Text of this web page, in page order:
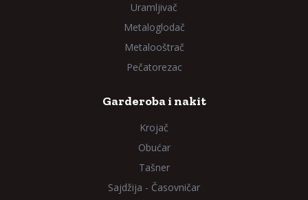
Uramljivač
Metaloglodač
Metalooštrač
Pečatorezac
Garderoba i nakit
Krojač
Obućar
Tašner
Sajdžija - Časovničar